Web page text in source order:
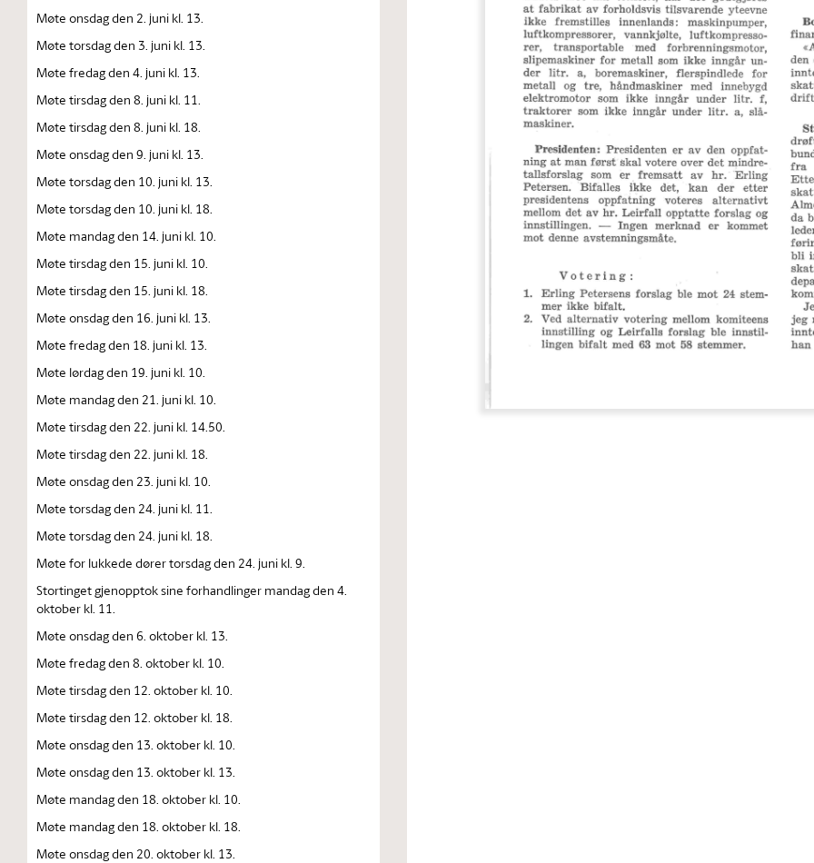
Møte onsdag den 2. juni kl. 13.
Møte torsdag den 3. juni kl. 13.
Møte fredag den 4. juni kl. 13.
Møte tirsdag den 8. juni kl. 11.
Møte tirsdag den 8. juni kl. 18.
Møte onsdag den 9. juni kl. 13.
Møte torsdag den 10. juni kl. 13.
Møte torsdag den 10. juni kl. 18.
Møte mandag den 14. juni kl. 10.
Møte tirsdag den 15. juni kl. 10.
Møte tirsdag den 15. juni kl. 18.
Møte onsdag den 16. juni kl. 13.
Møte fredag den 18. juni kl. 13.
Møte lørdag den 19. juni kl. 10.
Møte mandag den 21. juni kl. 10.
Møte tirsdag den 22. juni kl. 14.50.
Møte tirsdag den 22. juni kl. 18.
Møte onsdag den 23. juni kl. 10.
Møte torsdag den 24. juni kl. 11.
Møte torsdag den 24. juni kl. 18.
Møte for lukkede dører torsdag den 24. juni kl. 9.
Stortinget gjenopptok sine forhandlinger mandag den 4.
oktober kl. 11.
Møte onsdag den 6. oktober kl. 13.
Møte fredag den 8. oktober kl. 10.
Møte tirsdag den 12. oktober kl. 10.
Møte tirsdag den 12. oktober kl. 18.
Møte onsdag den 13. oktober kl. 10.
Møte onsdag den 13. oktober kl. 13.
Møte mandag den 18. oktober kl. 10.
Møte mandag den 18. oktober kl. 18.
Møte onsdag den 20. oktober kl. 13.